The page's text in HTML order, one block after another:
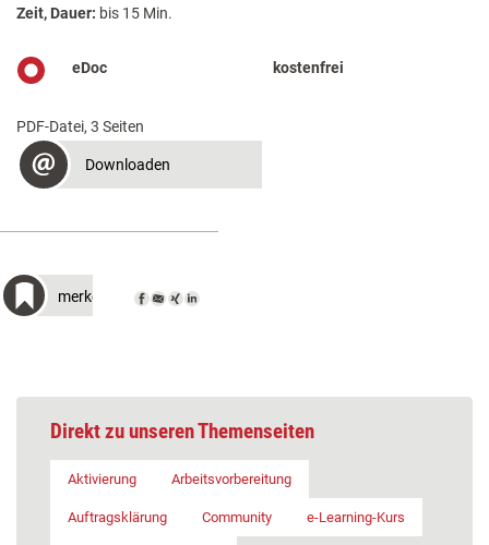
Zeit, Dauer: bis 15 Min.
eDoc kostenfrei
PDF-Datei, 3 Seiten
Downloaden
merken
Direkt zu unseren Themenseiten
Aktivierung Arbeitsvorbereitung
Auftragsklärung Community e-Learning-Kurs